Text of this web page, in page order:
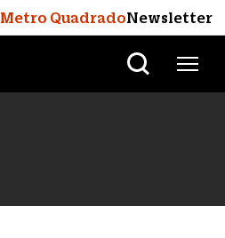
Metro QuadradoNewsletter